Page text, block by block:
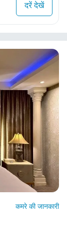
दरें देखें
कमरे की जानकारी